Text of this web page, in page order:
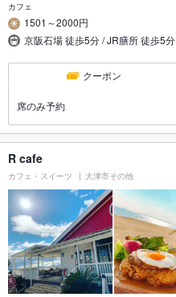
カフェ
1501～2000円
京阪石場 徒歩5分 / JR膳所 徒歩5分
クーポン
席のみ予約
R cafe
カフェ・スイーツ 大津市その他